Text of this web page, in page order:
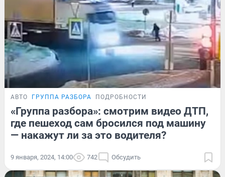
АВТО ГРУППА РАЗБОРА ПОДРОБНОСТИ
«Группа разбора»: смотрим видео ДТП,
где пешеход сам бросился под машину
— накажут ли за это водителя?
9 января, 2024, 14:00 742 Обсудить